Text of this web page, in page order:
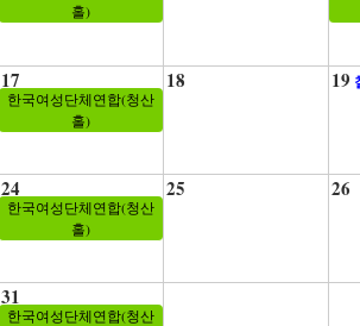
홀)
17
한국여성단체연합(청산
홀)
18 19
24
한국여성단체연합(청산
홀)
25 26
31
한국여성단체연합(청산